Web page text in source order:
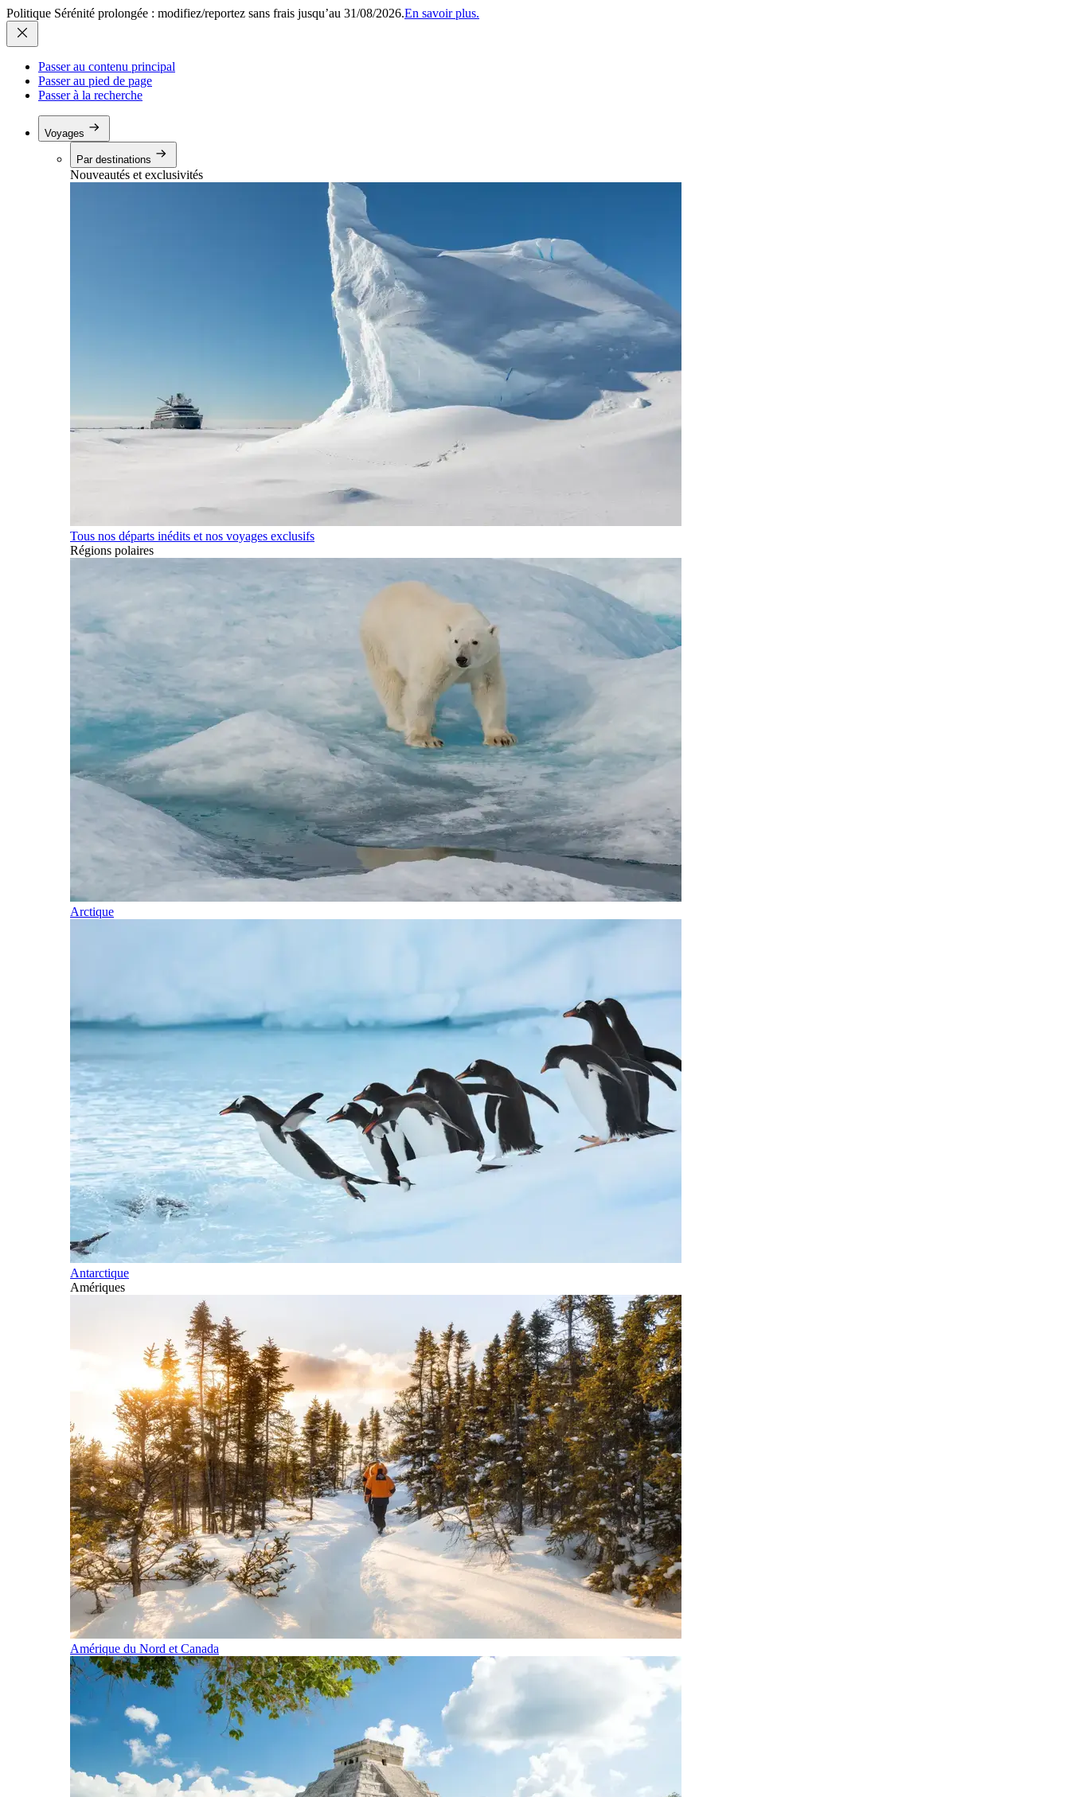
Politique Sérénité prolongée : modifiez/reportez sans frais jusqu’au 31/08/2026.En savoir plus.
Passer au contenu principal
Passer au pied de page
Passer à la recherche
Voyages
Par destinations
Nouveautés et exclusivités
Tous nos départs inédits et nos voyages exclusifs
Régions polaires
Arctique
Antarctique
Amériques
Amérique du Nord et Canada